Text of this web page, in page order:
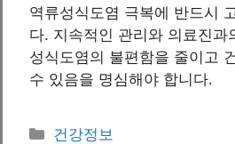
역류성식도염 극복에 반드시
다. 지속적인 관리와 의료진과
성식도염의 불편함을 줄이고
수 있음을 명심해야 합니다.
Categories
건강정보